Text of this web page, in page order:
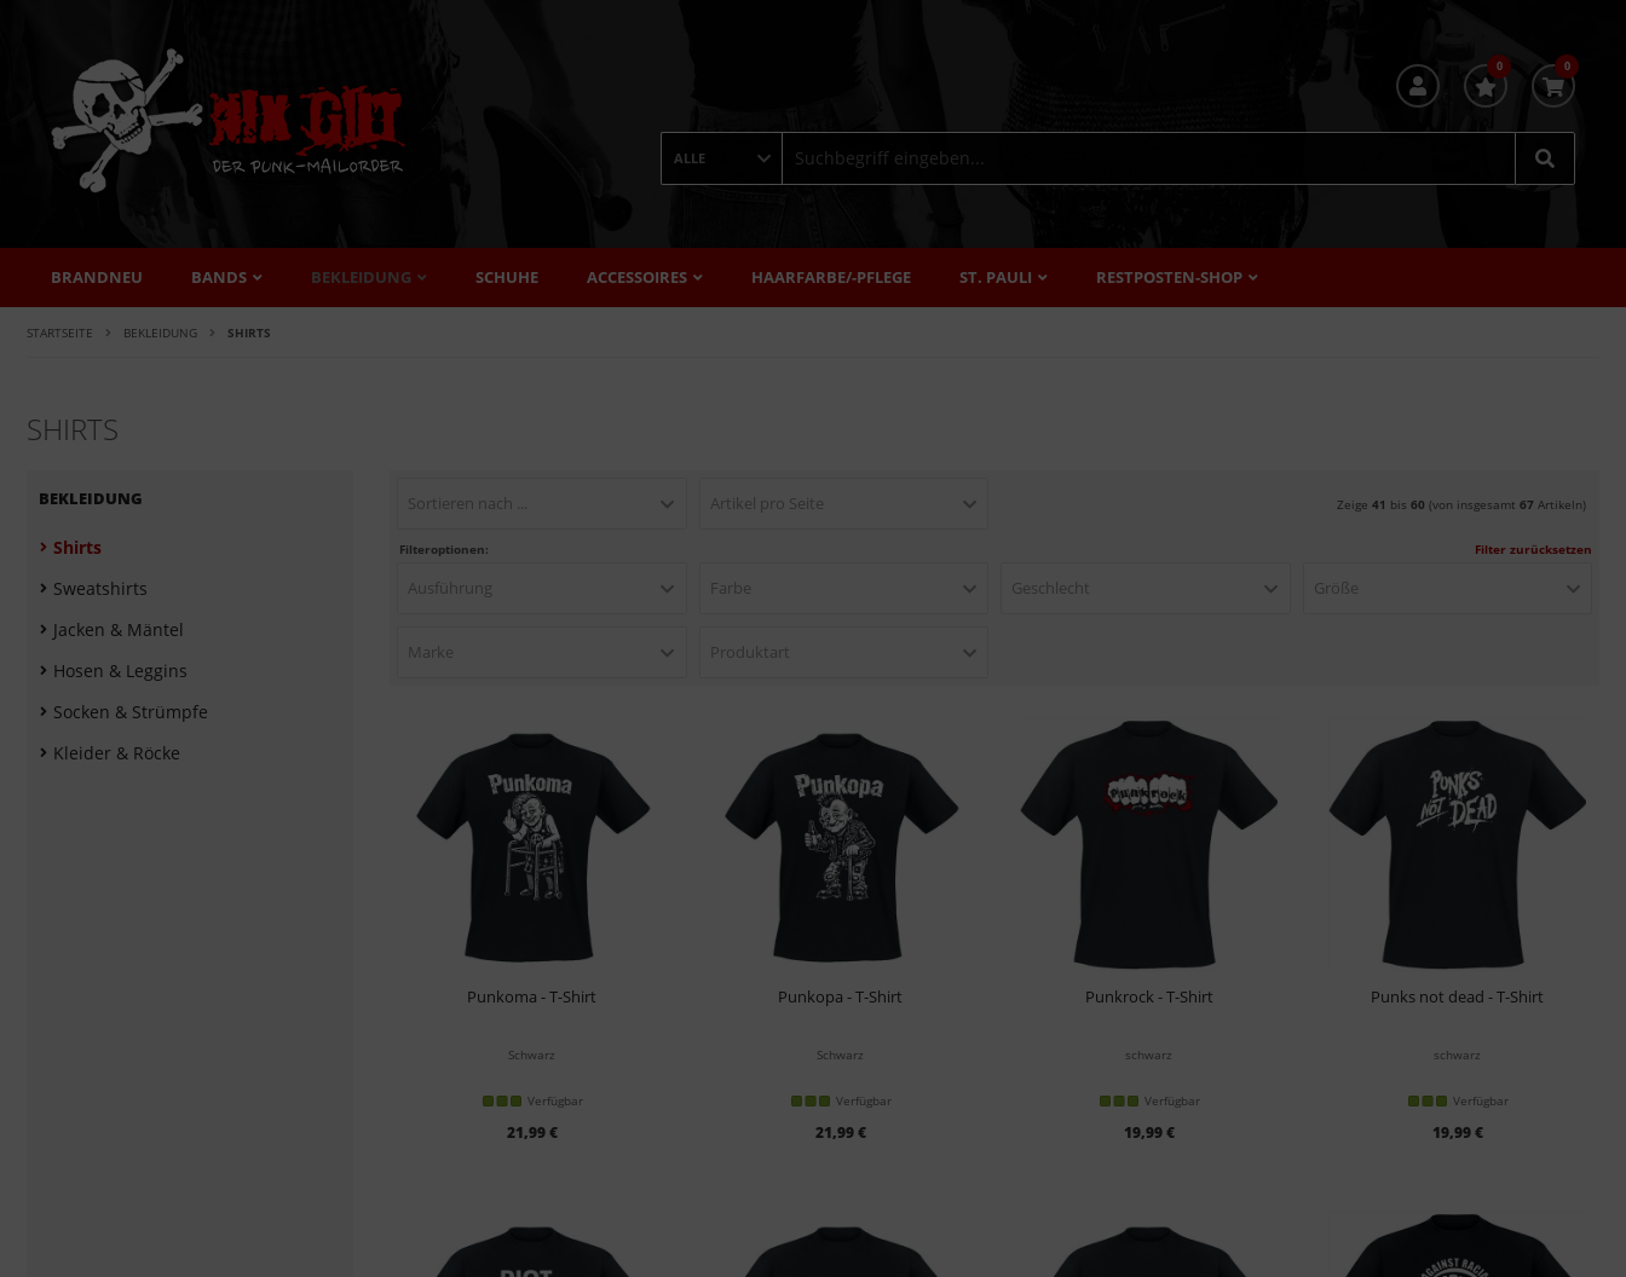
0 0
ALLE
BRANDNEU BANDS BEKLEIDUNG SCHUHE ACCESSOIRES HAARFARBE/-PFLEGE ST. PAULI RESTPOSTEN-SHOP
STARTSEITE BEKLEIDUNG SHIRTS
SHIRTS
BEKLEIDUNG
Shirts
Sweatshirts
Jacken & Mäntel
Hosen & Leggins
Socken & Strümpfe
Kleider & Röcke
Zeige 41 bis 60 (von insgesamt 67 Artikeln)
Sortieren nach ... Artikel pro Seite
Filteroptionen: Filter zurücksetzen
Ausführung Farbe Geschlecht Größe
Marke Produktart
Punkoma - T-Shirt
Schwarz
Verfügbar
21,99 €
Punkopa - T-Shirt
Schwarz
Verfügbar
21,99 €
Punkrock - T-Shirt
schwarz
Verfügbar
19,99 €
Punks not dead - T-Shirt
schwarz
Verfügbar
19,99 €